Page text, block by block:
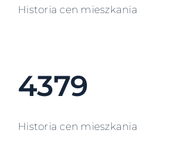
Historia cen mieszkania
4379
Historia cen mieszkania